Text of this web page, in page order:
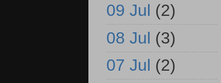
09 Jul (2)
08 Jul (3)
07 Jul (2)